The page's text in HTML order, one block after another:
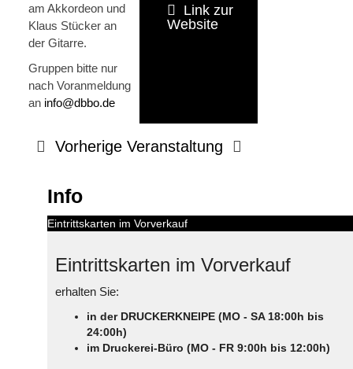
am Akkordeon und
Klaus Stücker an
der Gitarre.
Gruppen bitte nur
nach Voranmeldung
an info@dbbo.de
Link zur
Website
Vorherige Veranstaltung
Info
Eintrittskarten im Vorverkauf
Eintrittskarten im Vorverkauf
erhalten Sie:
in der DRUCKERKNEIPE (MO - SA 18:00h bis
24:00h)
im Druckerei-Büro (MO - FR 9:00h bis 12:00h)